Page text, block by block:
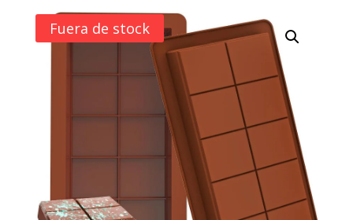
Fuera de stock